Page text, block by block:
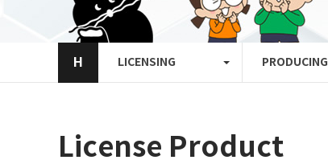
H LICENSING PRODUCING
License Product